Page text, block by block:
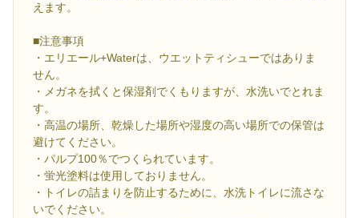
えます。
■注意事項
・エリエール+Waterは、ウエットティシューではありま
せん。
・メガネを拭くと保湿剤でくもりますが、水洗いでとれま
す。
・高温の場所、乾燥した場所や湿度の高い場所での保管は
避けてください。
・パルプ100％でつくられています。
・蛍光塗料は使用しておりません。
・トイレの詰まりを防止するために、水洗トイレに流さな
いでください。